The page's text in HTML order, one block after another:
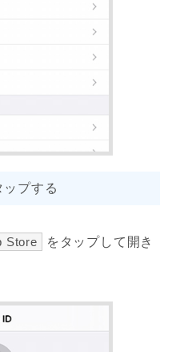
プする
Store
をタップして開き